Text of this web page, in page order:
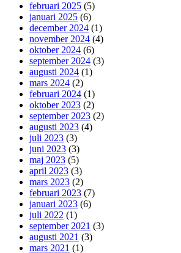
februari 2025 (5)
januari 2025 (6)
december 2024 (1)
november 2024 (4)
oktober 2024 (6)
september 2024 (3)
augusti 2024 (1)
mars 2024 (2)
februari 2024 (1)
oktober 2023 (2)
september 2023 (2)
augusti 2023 (4)
juli 2023 (3)
juni 2023 (3)
maj 2023 (5)
april 2023 (3)
mars 2023 (2)
februari 2023 (7)
januari 2023 (6)
juli 2022 (1)
september 2021 (3)
augusti 2021 (3)
mars 2021 (1)